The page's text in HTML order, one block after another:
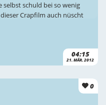
04:15
21. MÄR. 2012
selbst schuld bei so wenig
Crapfilm auch nüscht
0